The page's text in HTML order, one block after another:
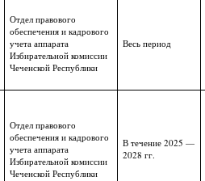
Отдел правового
обеспечения и кадрового
учета аппарата
Избирательной комиссии
Чеченской Республики
Весь период
Отдел правового
обеспечения и кадрового
учета аппарата
Избирательной комиссии
Чеченской Республики
В течение 2025 —
2028 гг.